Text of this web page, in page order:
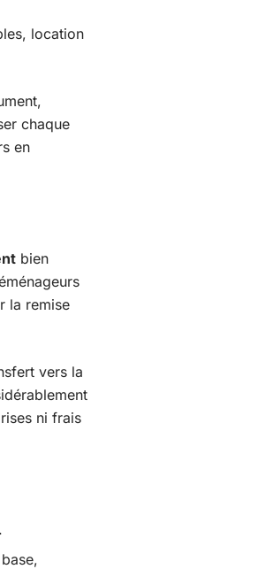
location
chaque
en
bien
la remise
vers la
ni frais